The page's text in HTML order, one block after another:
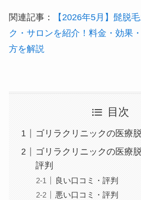
関連記事：
【2026年5月】髭脱
ク・サロンを紹介！料金・効果
方を解説
目次
ゴリラクリニックの医療
ゴリラクリニックの医療
評判
良い口コミ・評判
悪い口コミ・評判